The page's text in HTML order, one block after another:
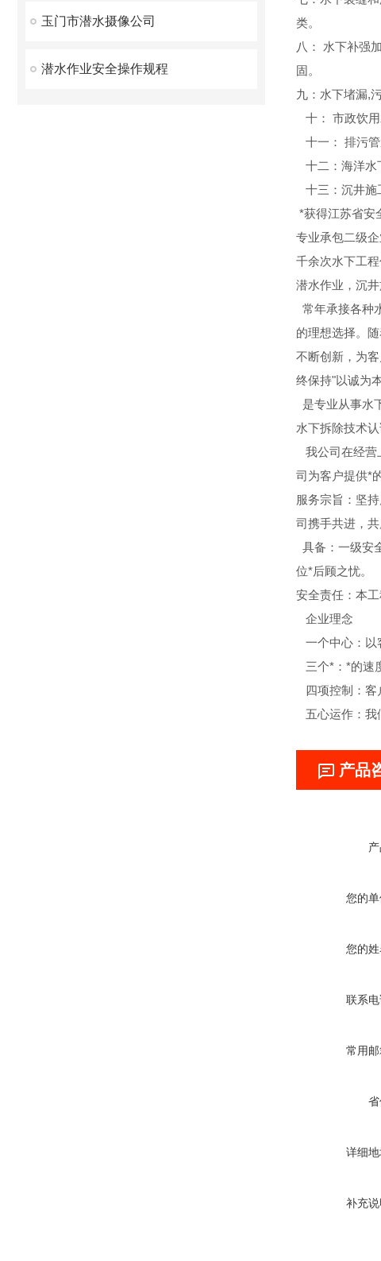
玉门市潜水摄像公司
潜水作业安全操作规程
类。
八： 水下补强
固。
九：水下堵漏,
十： 市政饮
十一： 排污管
十二：海洋水
十三：沉井施
*获得江苏省安
专业承包二级
千余次水下工
潜水作业，沉
常年承接各种
的理想选择。
不断创新，为
终保持"以诚为
是专业从事水
水下拆除技术
我公司在经营
司为客户提供*
服务宗旨：坚
司携手共进，
具备：一级安
位*后顾之忧。
安全责任：本
企业理念
一个中心：以
三个*：*的速
四项控制：客
五心运作：我
产品
产
您的单
您的姓
联系电
常用邮
省
详细地
补充说